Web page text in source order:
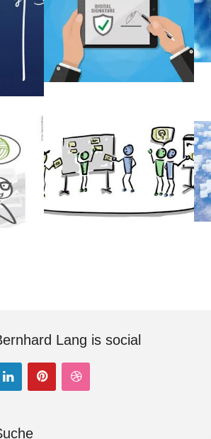
Lang is social